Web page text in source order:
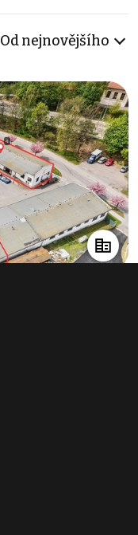
Od nejnovějšího